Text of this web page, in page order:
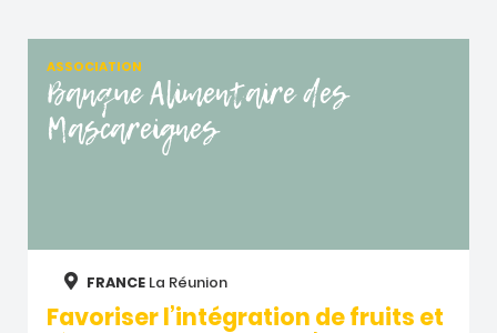
ASSOCIATION
Banque Alimentaire des
Mascareignes
FRANCE La Réunion
Favoriser l’intégration de fruits et